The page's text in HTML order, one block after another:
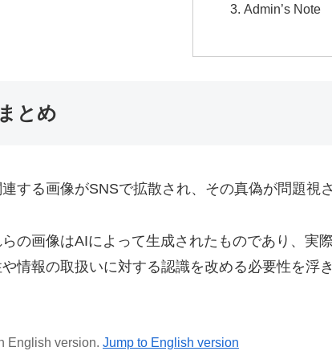
Admin’s Note
とめ
する画像がSNSで拡散され、その真偽が問題視
の画像はAIによって生成されたものであり、
情報の取扱いに対する認識を改める必要性を
English version. Jump to English version